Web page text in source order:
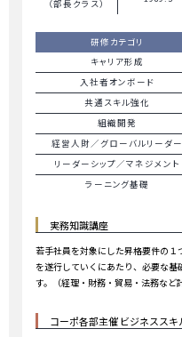
（部長クラス）
研修カテゴリ
キャリア形成
入社者オンボード
共通スキル強化
組織開発
経営人財／グローバルリーダー
リーダーシップ／マネジメント
ラーニング基礎
実務知識講座
若手社員を対象にした昇格要件の
を遂行していくにあたり、必要な
す。（経理・財務・貿易・法務など
コーポ各部主催 ビジネススキ